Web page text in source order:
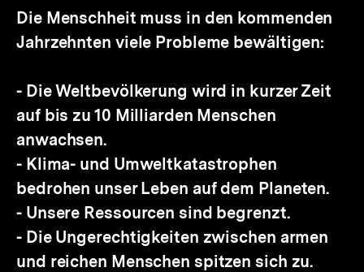
Die Menschheit muss in den kommenden
Jahrzehnten viele Probleme bewältigen:
- Die Weltbevölkerung wird in kurzer Zeit
auf bis zu 10 Milliarden Menschen
anwachsen.
- Klima- und Umweltkatastrophen
bedrohen unser Leben auf dem Planeten.
- Unsere Ressourcen sind begrenzt.
- Die Ungerechtigkeiten zwischen armen
und reichen Menschen spitzen sich zu.